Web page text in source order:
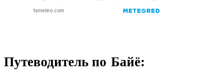
Путеводитель по Байё: